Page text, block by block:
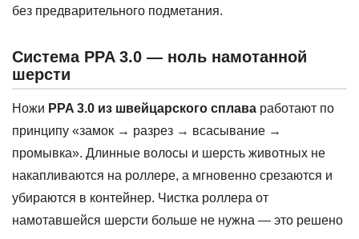
без предварительного подметания.
Система PPA 3.0 — ноль намотанной
шерсти
Ножи PPA 3.0 из швейцарского сплава работают по
принципу «замок → разрез → всасывание →
промывка». Длинные волосы и шерсть животных не
накапливаются на роллере, а мгновенно срезаются и
убираются в контейнер. Чистка роллера от
намотавшейся шерсти больше не нужна — это решено